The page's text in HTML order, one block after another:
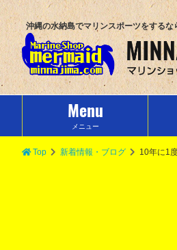
沖縄の水納島でマリンスポーツをするな
Menu
メニュー
Top 新着情報・ブログ 10年に1